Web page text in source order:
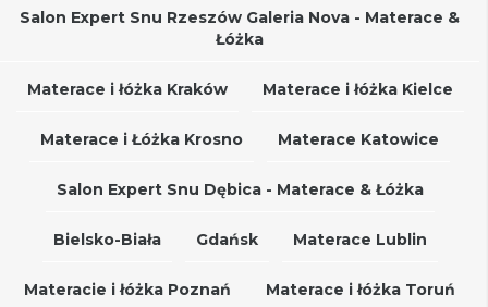
Salon Expert Snu Rzeszów Galeria Nova - Materace &
Łóżka
Materace i łóżka Kraków Materace i łóżka Kielce
Materace i Łóżka Krosno Materace Katowice
Salon Expert Snu Dębica - Materace & Łóżka
Bielsko-Biała Gdańsk Materace Lublin
Materacie i łóżka Poznań Materace i łóżka Toruń